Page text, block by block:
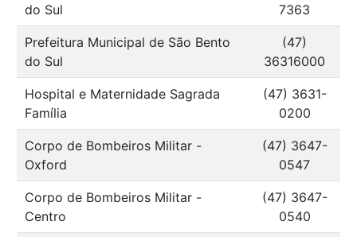
do Sul
7363
Prefeitura Municipal de São Bento
do Sul
(47)
36316000
Hospital e Maternidade Sagrada
Família
(47) 3631-
0200
Corpo de Bombeiros Militar -
Oxford
(47) 3647-
0547
Corpo de Bombeiros Militar -
Centro
(47) 3647-
0540